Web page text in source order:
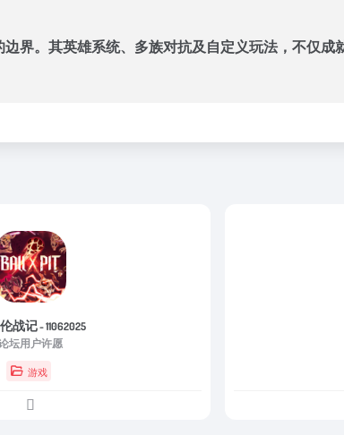
界。其英雄系统、多族对抗及自定义玩法，不仅成
战记- 11062025
坛用户许愿
游戏